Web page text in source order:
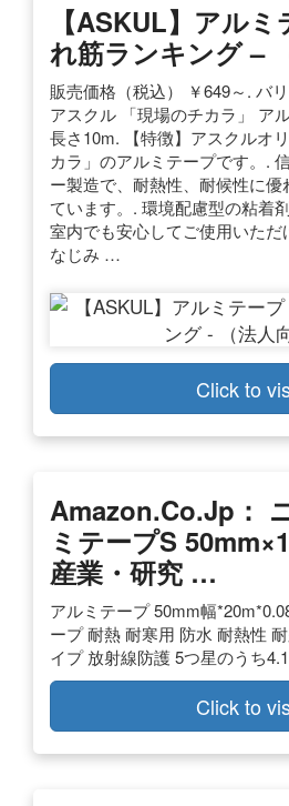
【ASKUL】アル
れ筋ランキング –
販売価格（税込） ￥649～. バ
アスクル 「現場のチカラ」 ア
長さ10m. 【特徴】アスクルオ
カラ」のアルミテープです。.
ー製造で、耐熱性、耐候性に優
ています。. 環境配慮型の粘着
室内でも安心してご使用いただ
なじみ …
Click to
Amazon.co.jp：
ミテープS
産業・研究 …
アルミテープ 50mm幅
ープ 耐熱 耐寒用 防水 耐熱性
イプ 放射線防護 5つ星のうち
Click to